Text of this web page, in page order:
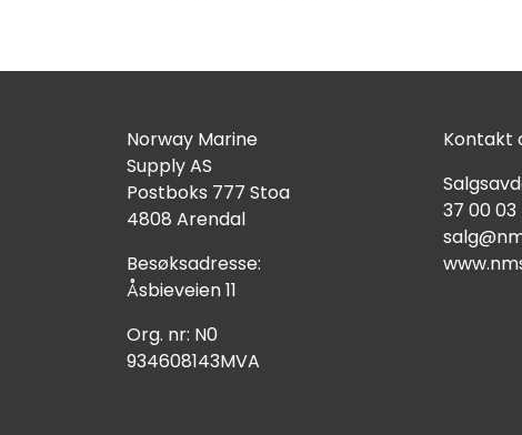
Norway Marine
Supply AS
Postboks 777 Stoa
4808 Arendal
Besøksadresse:
Åsbieveien 11
Org. nr: N0
934608143MVA
Kontakt
37 00 03